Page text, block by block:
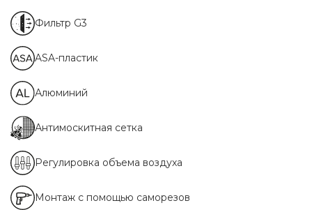
Фильтр G3
ASA-пластик
Алюминий
Антимоскитная сетка
Регулировка объема воздуха
Монтаж с помощью саморезов